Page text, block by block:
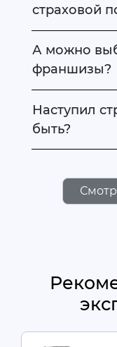
страховой
А можно
франшизы?
Наступил
быть?